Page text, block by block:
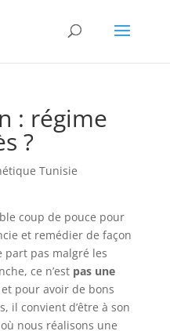
: régime
?
Tunisie
coup de pouce pour
et remédier de façon
part pas malgré les
ce n’est pas une
pour avoir de bons
il convient d’être à son
nous réalisons une